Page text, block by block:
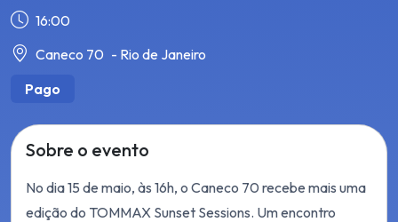
16:00
Caneco 70 - Rio de Janeiro
Pago
Sobre o evento
No dia 15 de maio, às 16h, o Caneco 70 recebe mais uma
edição do TOMMAX Sunset Sessions. Um encontro